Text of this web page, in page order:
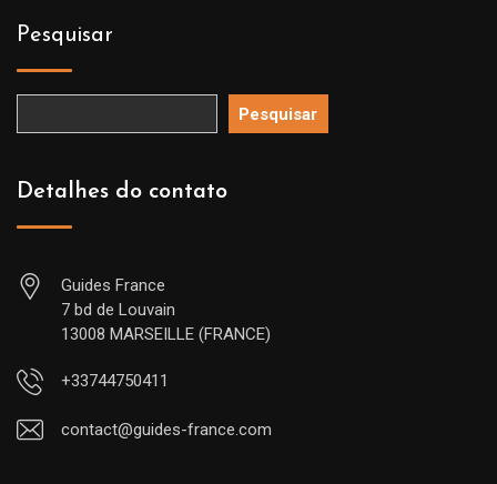
Pesquisar
Pesquisar
Detalhes do contato
Guides France
7 bd de Louvain
13008 MARSEILLE (FRANCE)
+33744750411
contact@guides-france.com